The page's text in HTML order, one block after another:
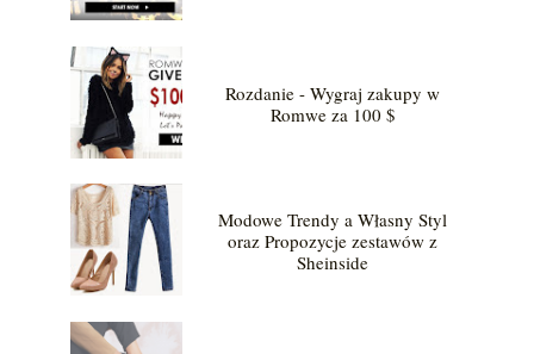
Rozdanie - Wygraj zakupy w
Romwe za 100 $
Modowe Trendy a Własny Styl
oraz Propozycje zestawów z
Sheinside